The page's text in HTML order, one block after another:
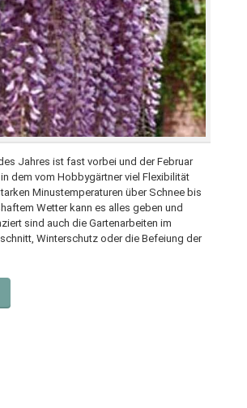
Jahres ist fast vorbei und der Februar
dem vom Hobbygärtner viel Flexibilität
Minustemperaturen über Schnee bis
Wetter kann es alles geben und
sind auch die Gartenarbeiten im
Winterschutz oder die Befeiung der